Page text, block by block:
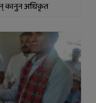
कानुन अधिकृत